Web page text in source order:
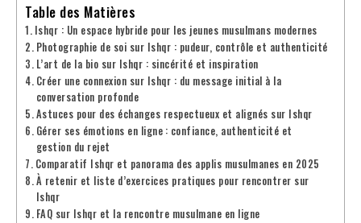
Table des Matières
Ishqr : Un espace hybride pour les jeunes musulmans modernes
Photographie de soi sur Ishqr : pudeur, contrôle et authenticité
L’art de la bio sur Ishqr : sincérité et inspiration
Créer une connexion sur Ishqr : du message initial à la
conversation profonde
Astuces pour des échanges respectueux et alignés sur Ishqr
Gérer ses émotions en ligne : confiance, authenticité et
gestion du rejet
Comparatif Ishqr et panorama des applis musulmanes en 2025
À retenir et liste d’exercices pratiques pour rencontrer sur
Ishqr
FAQ sur Ishqr et la rencontre musulmane en ligne